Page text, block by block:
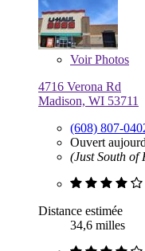
VoirPhotos
4716 Verona Rd
Madison, WI 53711
(608) 807-
Ouvert
(Just South of
Distance estimée
34,6 milles